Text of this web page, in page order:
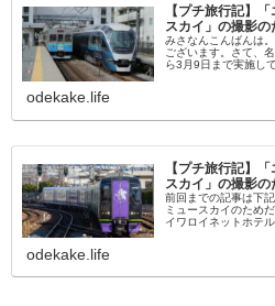
【プチ旅行記】
スカイ」の撮影
みさなんこんばんは
ございます。さて、
ら3月9日まで実施し
odekake.life
【プチ旅行記】
スカイ」の撮影
前回までの記事は下
ミュースカイのため
イワロイネットホテ
odekake.life